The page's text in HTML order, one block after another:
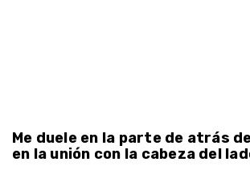
Me duele en la parte de atrás
en la unión con la cabeza del